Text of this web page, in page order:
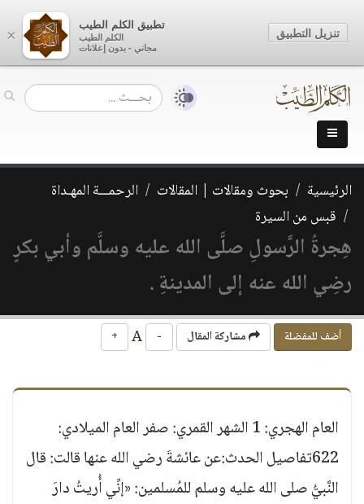
الرئيسية بحوث ومقالات | المقالات
الرحمـــة المهـداة
قبس من السيرة
هِجرةُ الرَّسولِ صلَّى الله عليه وسلَّم وأبي بكرٍ
رضِي الله عنه إلى المدينةِ .
أضف للمفضلة مشاركة المقال -
+
العام الهجري: 1 الشهر القمري: صفر العام الميلادي:
622تفاصيل الحدث:عن عائشةَ رضي الله عنها قالت: قال
النَّبيُّ صلى الله عليه وسلم للمُسلمين: «إنِّي أُريتُ دارَ
×
تطبيق الكلم الطيب
الكلم الطيب
مجاني - بدون إعلانات
تنزيل التطبيق